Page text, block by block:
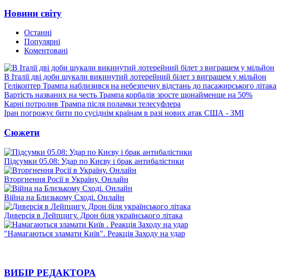
Новини світу
Останні
Популярні
Коментовані
В Італії дві доби шукали викинутий лотерейний білет з виграшем у мільйон
Гелікоптер Трампа наблизився на небезпечну відстань до пасажирського літака
Вартість названих на честь Трампа корбалів зросте щонайменше на 50%
Карні потролив Трампа після поламки телесуфлера
Іран погрожує бити по сусіднім країнам в разі нових атак США - ЗМІ
Сюжети
Підсумки 05.08: Удар по Києву і брак антибалістики
Вторгнення Росії в Україну. Онлайн
Війна на Близькому Сході. Онлайн
Диверсія в Лейпцигу. Дрон біля українського літака
"Намагаються зламати Київ". Реакція Заходу на удар
ВИБІР РЕДАКТОРА